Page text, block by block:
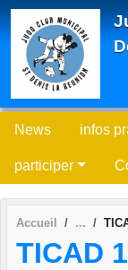
News infos
participer
Accueil
TICAD
Panneau de